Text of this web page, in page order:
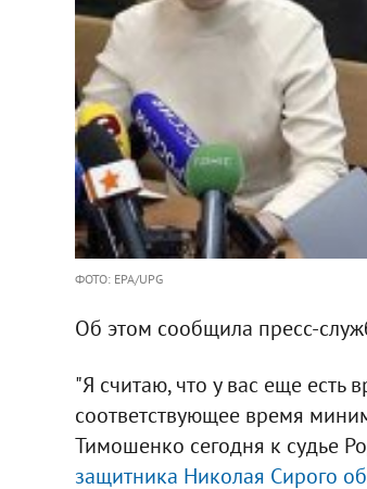
ФОТО: EPA/UPG
Об этом сообщила пресс-
"Я считаю, что у вас еще есть
соответствующее время
Тимошенко сегодня к судье
защитника Николая Сирого